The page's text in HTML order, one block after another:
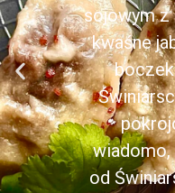
sojowym z
kwaśne
wiadomo,
od